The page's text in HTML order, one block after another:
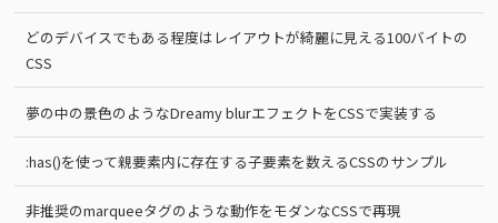
どのデバイスでもある程度はレイアウトが綺麗に見える100バイトの
CSS
夢の中の景色のようなDreamy blurエフェクトをCSSで実装する
:has()を使って親要素内に存在する子要素を数えるCSSのサンプル
非推奨のmarqueeタグのような動作をモダンなCSSで再現